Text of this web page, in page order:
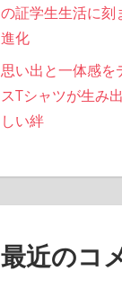
の証学生生活に刻
進化
思い出と一体感を
スTシャツが生み
しい絆
最近のコ